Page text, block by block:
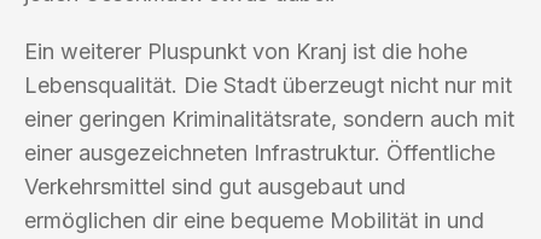
Ein weiterer Pluspunkt von Kranj ist die hohe
Lebensqualität. Die Stadt überzeugt nicht nur mit
einer geringen Kriminalitätsrate, sondern auch mit
einer ausgezeichneten Infrastruktur. Öffentliche
Verkehrsmittel sind gut ausgebaut und
ermöglichen dir eine bequeme Mobilität in und